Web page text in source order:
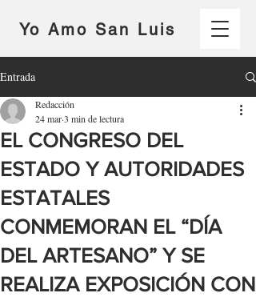
Yo Amo San Luis
Entrada
EL CONGRESO DEL
ESTADO Y AUTORIDADES
ESTATALES
CONMEMORAN EL “DÍA
DEL ARTESANO” Y SE
REALIZA EXPOSICIÓN CON
Redacción
24 mar3 min de lectura